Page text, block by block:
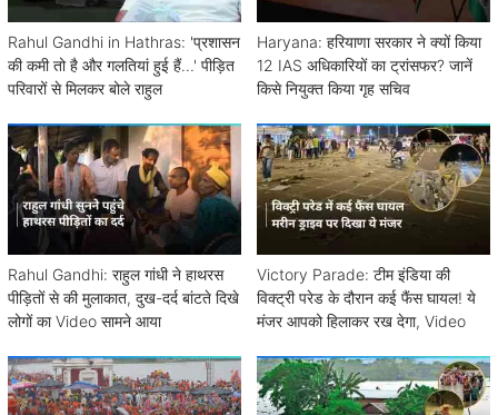
Rahul Gandhi in Hathras: 'प्रशासन
की कमी तो है और गलतियां हुई हैं...' पीड़ित
परिवारों से मिलकर बोले राहुल
Haryana: हरियाणा सरकार ने क्यों किया
12 IAS अधिकारियों का ट्रांसफर? जानें
किसे नियुक्त किया गृह सचिव
Rahul Gandhi: राहुल गांधी ने हाथरस
पीड़ितों से की मुलाकात, दुख-दर्द बांटते दिखे
लोगों का Video सामने आया
Victory Parade: टीम इंडिया की
विक्ट्री परेड के दौरान कई फैंस घायल! ये
मंजर आपको हिलाकर रख देगा, Video